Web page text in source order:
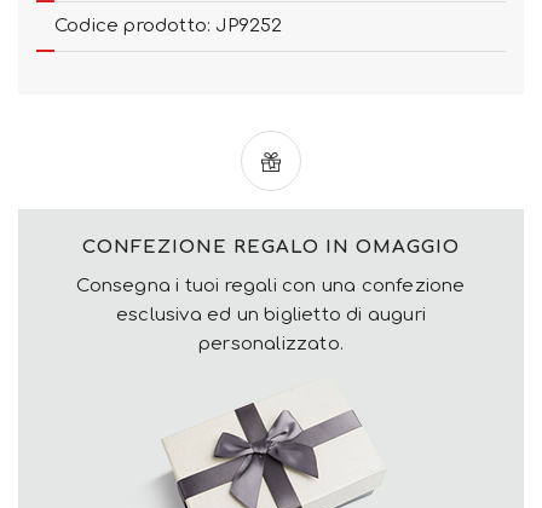
Codice prodotto: JP9252
CONFEZIONE REGALO IN OMAGGIO
Consegna i tuoi regali con una confezione
esclusiva ed un biglietto di auguri
personalizzato.